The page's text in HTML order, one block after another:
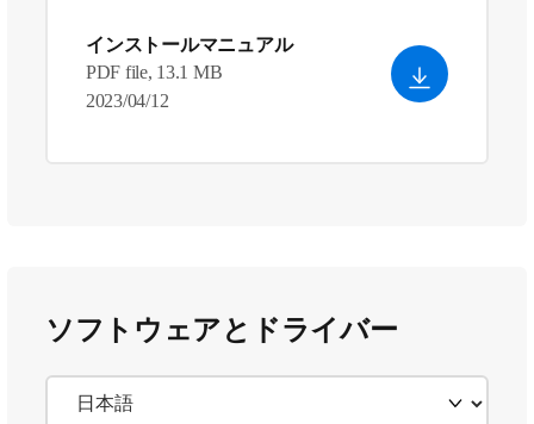
インストールマニュアル
PDF file, 13.1 MB
2023/04/12
ソフトウェアとドライバー